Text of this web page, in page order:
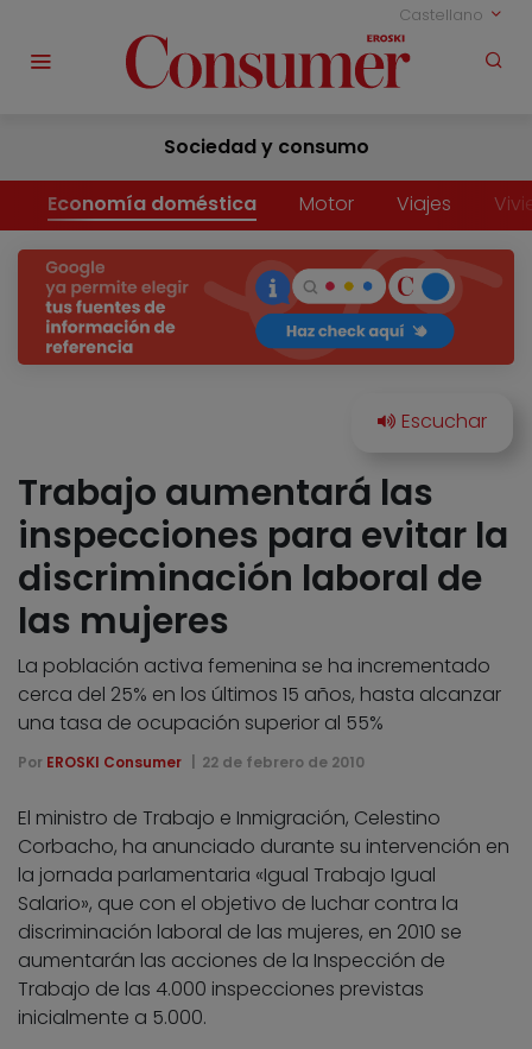
Castellano
Sociedad y consumo
Economía doméstica Motor Viajes
Trabajo aumentará las
inspecciones para evitar la
discriminación laboral de
las mujeres
La población activa femenina se ha incrementado
cerca del 25% en los últimos 15 años, hasta alcanzar
una tasa de ocupación superior al 55%
Por EROSKI Consumer 22 de febrero de 2010
El ministro de Trabajo e Inmigración, Celestino
Corbacho, ha anunciado durante su intervención en
la jornada parlamentaria «Igual Trabajo Igual
Salario», que con el objetivo de luchar contra la
discriminación laboral de las mujeres, en 2010 se
aumentarán las acciones de la Inspección de
Trabajo de las 4.000 inspecciones previstas
inicialmente a 5.000.